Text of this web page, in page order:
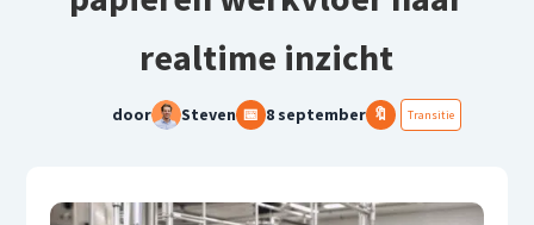
realtime inzicht
door Steven 📅 8 september 🔖 Transitie